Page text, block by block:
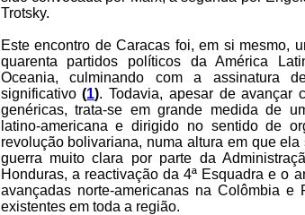
Trotsky.
Este encontro de Caracas foi, em si mesmo,
quarenta partidos políticos da América
Oceania, culminando com a assinatura
significativo(1). Todavia, apesar de avançar
genéricas, trata-se em grande medida de
latino-americana e dirigido no sentido de
revolução bolivariana, numa altura em que
guerra muito clara por parte da
Honduras, a reactivação da 4ª Esquadra e o
avançadas norte-americanas na Colômbia e
existentes em toda a região.